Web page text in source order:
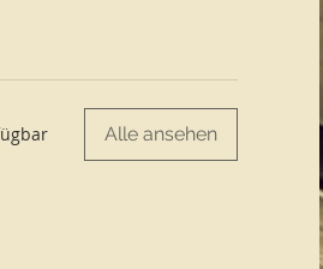
Alle ansehen